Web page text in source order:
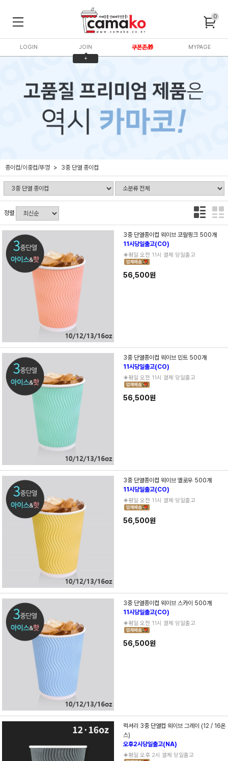
0
LOGIN
JOIN
+
3,000P
쿠폰존🎁 MYPAGE
종이컵/이중컵/뚜껑 3중 단열 종이컵
정렬
3중 단열종이컵 웨이브 코랄핑크 500개
11시당일출고(CO)
◈평일 오전 11시 결제 당일출고
56,500원
3중 단열종이컵 웨이브 민트 500개
11시당일출고(CO)
◈평일 오전 11시 결제 당일출고
56,500원
3중 단열종이컵 웨이브 옐로우 500개
11시당일출고(CO)
◈평일 오전 11시 결제 당일출고
56,500원
3중 단열종이컵 웨이브 스카이 500개
11시당일출고(CO)
◈평일 오전 11시 결제 당일출고
56,500원
럭셔리 3중 단열컵 웨이브 그레이 (12 / 16온
스)
오후2시당일출고(NA)
◈평일 오후 2시 결제 당일출고